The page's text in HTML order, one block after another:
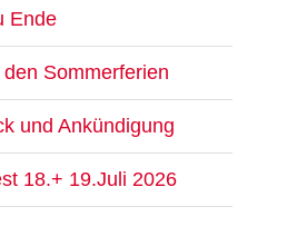
Ende
Sommerferien
und Ankündigung
18.+ 19.Juli 2026